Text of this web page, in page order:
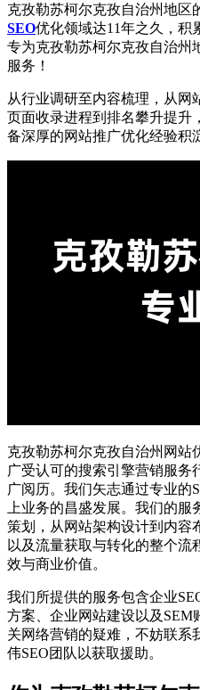
克孜勒苏柯尔克孜自治州地区
SEO优化领域达11年之久，积
专为克孜勒苏柯尔克孜自治州
服务！
从行业调研至内容梳理，从网
页面收录进程到排名攀升提升
备深厚的网站推广优化经验积
克孜勒苏柯尔克孜自治州网站
广受认可的搜索引擎营销服务
广阅历。我们矢志通过专业的
上业务的昌盛发展。我们的
策划，从网站架构设计到内容
以及流量获取与转化的整个
效与商业价值。
我们所提供的服务包含企业
方案、企业网站建设以及
关网络营销的疑难，不妨联系
伟SEO团队以获取援助。